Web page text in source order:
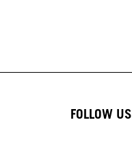
FOLLOW US